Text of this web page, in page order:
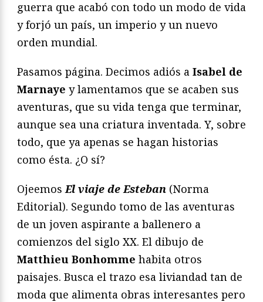
guerra que acabó con todo un modo de vida
y forjó un país, un imperio y un nuevo
orden mundial.
Pasamos página. Decimos adiós a Isabel de
Marnaye y lamentamos que se acaben sus
aventuras, que su vida tenga que terminar,
aunque sea una criatura inventada. Y, sobre
todo, que ya apenas se hagan historias
como ésta. ¿O sí?
OjeemosEl viaje de Esteban (Norma
Editorial). Segundo tomo de las aventuras
de un joven aspirante a ballenero a
comienzos del siglo XX. El dibujo de
Matthieu Bonhomme habita otros
paisajes. Busca el trazo esa liviandad tan de
moda que alimenta obras interesantes pero